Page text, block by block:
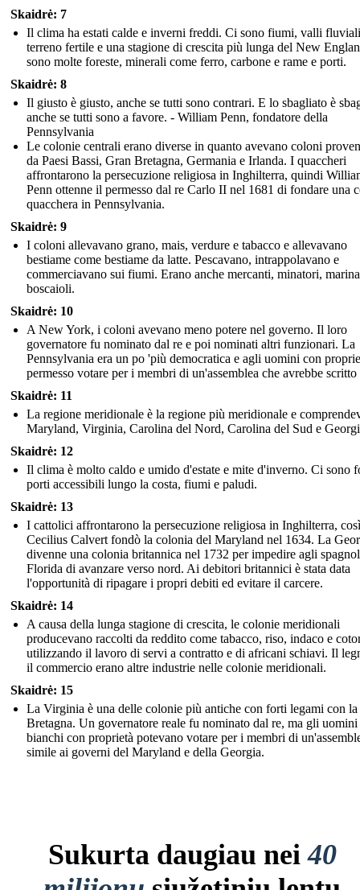
Skaidrė: 7
Il clima ha estati calde e inverni freddi. Ci sono fiumi, valli
terreno fertile e una stagione di crescita più lunga del New
sono molte foreste, minerali come ferro, carbone e rame e porti.
Skaidrė: 8
Il giusto è giusto, anche se tutti sono contrari. E lo sbagliato è
anche se tutti sono a favore. - William Penn, fondatore della
Pennsylvania
Le colonie centrali erano diverse in quanto avevano coloni
da Paesi Bassi, Gran Bretagna, Germania e Irlanda. I quaccheri
affrontarono la persecuzione religiosa in Inghilterra, quindi
Penn ottenne il permesso dal re Carlo II nel 1681 di fondare una
quacchera in Pennsylvania.
Skaidrė: 9
I coloni allevavano grano, mais, verdure e tabacco e allevavano
bestiame come bestiame da latte. Pescavano, intrappolavano e
commerciavano sui fiumi. Erano anche mercanti, minatori,
boscaioli.
Skaidrė: 10
A New York, i coloni avevano meno potere nel governo. Il loro
governatore fu nominato dal re e poi nominati altri funzionari. La
Pennsylvania era un po 'più democratica e agli uomini con
permesso votare per i membri di un'assemblea che avrebbe
Skaidrė: 11
La regione meridionale è la regione più meridionale e
Maryland, Virginia, Carolina del Nord, Carolina del Sud e
Skaidrė: 12
Il clima è molto caldo e umido d'estate e mite d'inverno. Ci sono
porti accessibili lungo la costa, fiumi e paludi.
Skaidrė: 13
I cattolici affrontarono la persecuzione religiosa in Inghilterra, così
Cecilius Calvert fondò la colonia del Maryland nel 1634. La
divenne una colonia britannica nel 1732 per impedire agli
Florida di avanzare verso nord. Ai debitori britannici è stata data
l'opportunità di ripagare i propri debiti ed evitare il carcere.
Skaidrė: 14
A causa della lunga stagione di crescita, le colonie meridionali
producevano raccolti da reddito come tabacco, riso, indaco e
utilizzando il lavoro di servi a contratto e di africani schiavi. Il
il commercio erano altre industrie nelle colonie meridionali.
Skaidrė: 15
La Virginia è una delle colonie più antiche con forti legami con
Bretagna. Un governatore reale fu nominato dal re, ma gli uomini
bianchi con proprietà potevano votare per i membri di
simile ai governi del Maryland e della Georgia.
Sukurta daugiau nei40